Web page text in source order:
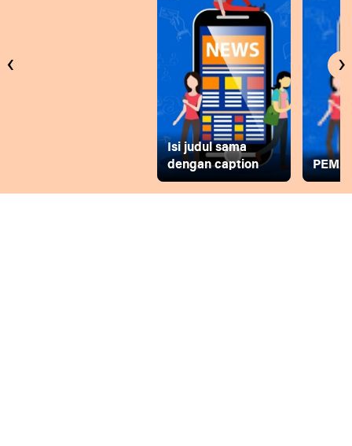
Isi judul sama
dengan caption
‹ ›